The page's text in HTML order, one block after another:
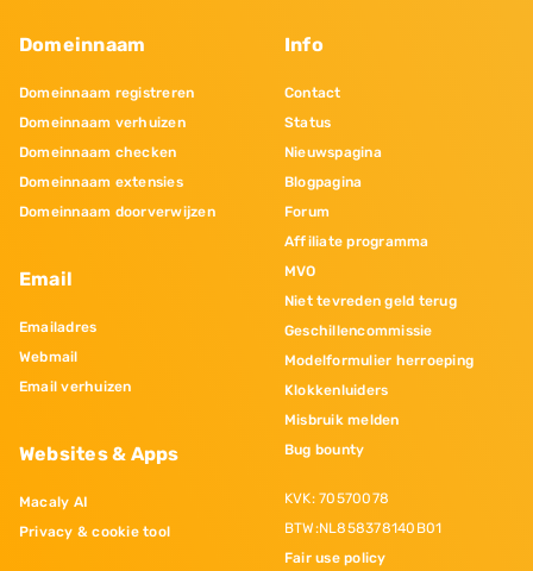
Domeinnaam
Domeinnaam registreren
Domeinnaam verhuizen
Domeinnaam checken
Domeinnaam extensies
Domeinnaam doorverwijzen
Email
Emailadres
Webmail
Email verhuizen
Websites & Apps
Macaly AI
Privacy & cookie tool
Info
Contact
Status
Nieuwspagina
Blogpagina
Forum
Affiliate programma
MVO
Niet tevreden geld terug
Geschillencommissie
Modelformulier herroeping
Klokkenluiders
Misbruik melden
Bug bounty
KVK: 70570078
BTW:NL858378140B01
Fair use policy